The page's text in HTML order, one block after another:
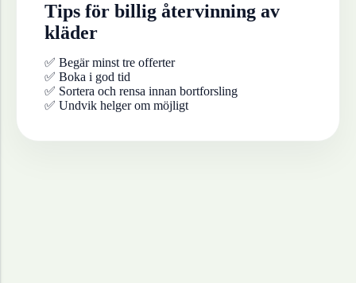
Tips för billig återvinning av
kläder
✅ Begär minst tre offerter
✅ Boka i god tid
✅ Sortera och rensa innan bortforsling
✅ Undvik helger om möjligt